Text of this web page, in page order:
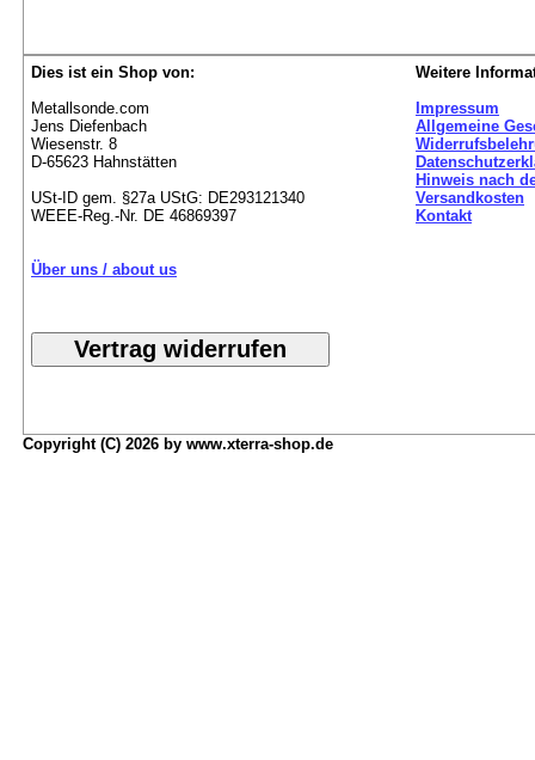
Dies ist ein Shop von:
Metallsonde.com
Jens Diefenbach
Wiesenstr. 8
D-65623 Hahnstätten
USt-ID gem. §27a UStG: DE293121340
WEEE-Reg.-Nr. DE 46869397
Über uns / about us
Weitere
Impressum
Allgemeine
Hinweis nach
Versandkosten
Kontakt
Copyright (C) 2026 by www.xterra-shop.de